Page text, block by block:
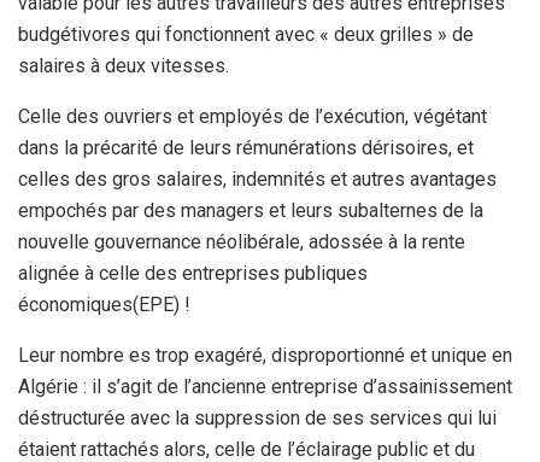
budgétivores qui fonctionnent avec « deux grilles » de
salaires à deux vitesses.
Celle des ouvriers et employés de l’exécution, végétant
dans la précarité de leurs rémunérations dérisoires, et
celles des gros salaires, indemnités et autres avantages
empochés par des managers et leurs subalternes de la
nouvelle gouvernance néolibérale, adossée à la rente
alignée à celle des entreprises publiques
économiques(EPE) !
Leur nombre es trop exagéré, disproportionné et unique en
Algérie : il s’agit de l’ancienne entreprise d’assainissement
déstructurée avec la suppression de ses services qui lui
étaient rattachés alors, celle de l’éclairage public et du